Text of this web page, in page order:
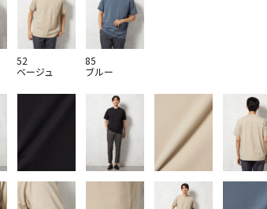
52
ベージュ
85
ブルー